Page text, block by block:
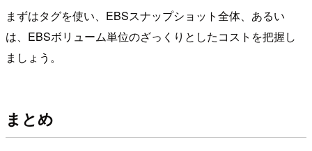
まずはタグを使い、EBSスナップショット全体、あるい
は、EBSボリューム単位のざっくりとしたコストを把握し
ましょう。
まとめ